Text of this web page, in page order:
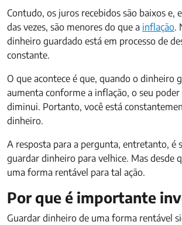
Contudo, os juros recebidos são baixos e,
das vezes, são menores do que a inflação.
dinheiro guardado está em processo de
constante.
O que acontece é que, quando o dinheiro
aumenta conforme a inflação, o seu
diminui. Portanto, você está
dinheiro.
A resposta para a pergunta, entretanto, é
guardar dinheiro para velhice. Mas desde
uma forma rentável para tal ação.
Por que é importante
Guardar dinheiro de uma forma rentável